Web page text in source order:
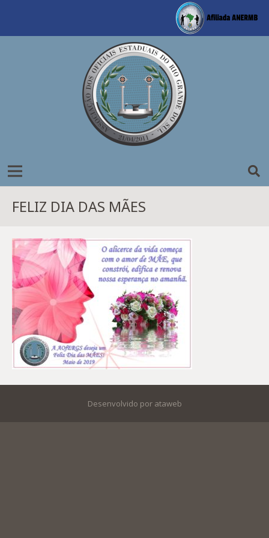
FELIZ DIA DAS MÃES
Desenvolvido por ataweb